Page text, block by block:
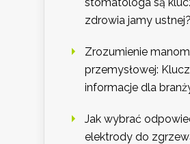
zdrowia jamy ustnej?
Zrozumienie
przemysłowej:
informacje dla
Jak wybrać
elektrody do